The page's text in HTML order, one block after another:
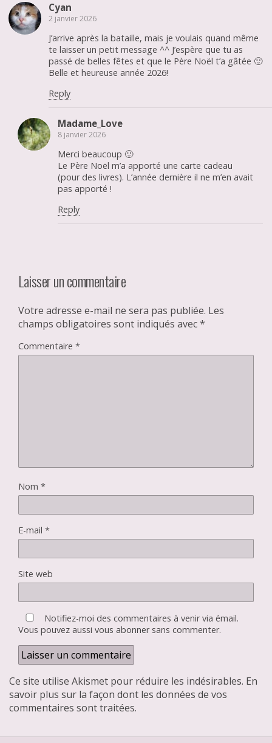
Cyan
2 janvier 2026
J’arrive après la bataille, mais je voulais quand même
te laisser un petit message ^^ J’espère que tu as
passé de belles fêtes et que le Père Noël t’a gâtée 🙂
Belle et heureuse année 2026!
Reply
Madame_Love
8 janvier 2026
Merci beaucoup 🙂
Le Père Noël m’a apporté une carte cadeau
(pour des livres). L’année dernière il ne m’en avait
pas apporté !
Reply
Laisser un commentaire
Votre adresse e-mail ne sera pas publiée. Les
champs obligatoires sont indiqués avec*
Commentaire *
Nom *
E-mail *
Site web
Notifiez-moi des commentaires à venir via émail.
Vous pouvez aussi vous abonnersans commenter.
Ce site utilise Akismet pour réduire les indésirables. En
savoir plus sur la façon dont les données de vos
commentaires sont traitées.